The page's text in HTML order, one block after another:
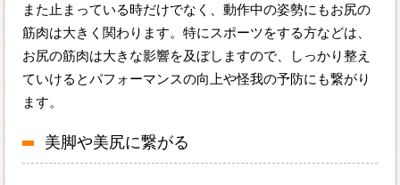
また止まっている時だけでなく、動作中の姿勢にもお尻の
筋肉は大きく関わります。特にスポーツをする方などは、
お尻の筋肉は大きな影響を及ぼしますので、しっかり整え
ていけるとパフォーマンスの向上や怪我の予防にも繋がり
ます。
美脚や美尻に繋がる